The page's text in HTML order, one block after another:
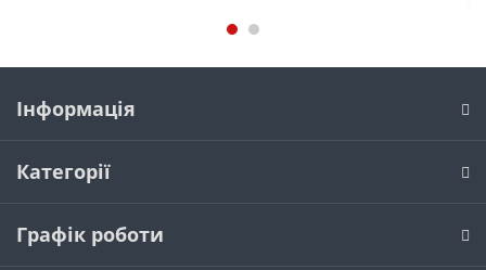
Інформація
Категорії
Графік роботи